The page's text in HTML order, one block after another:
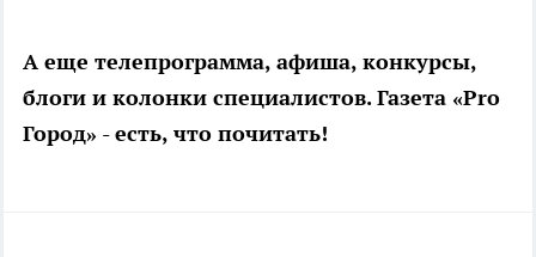
А еще телепрограмма, афиша, конкурсы,
блоги и колонки специалистов. Газета «Pro
Город» - есть, что почитать!